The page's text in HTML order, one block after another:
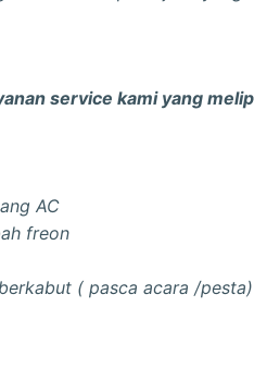
service kami yang
AC
freon
( pasca acara /pesta)